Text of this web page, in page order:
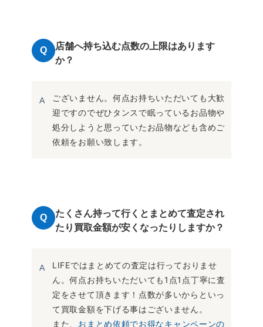
Q
店舗へ持ち込む点数の上限はあります
か？
A
ございません。何点お持ちいただいても大歓
迎ですのでぜひタンスで眠っているお品物や
処分しようと思っていたお品物なども含めご
依頼をお願い致します。
Q
たくさん持って行くとまとめて査定され
たり買取金額が安くなったりしますか？
A
LIFEではまとめての査定は行っておりませ
ん。何点お持ちいただいても1点1点丁寧に査
定をさせて頂きます！点数が多いからといっ
て買取金額を下げる事はございません。
また、 おまとめ依頼でお得なキャンペーンの